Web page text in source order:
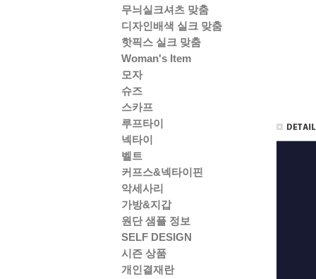
무늬실크셔츠 맞춤
디자인배색 실크 맞춤
핫픽스 실크 맞춤
Woman's Item
모자
슈즈
스카프
루프타이
넥타이
벨트
커프스&넥타이핀
악세사리
가방&지갑
원단 샘플 정보
SELF DESIGN
시즌 상품
개인결재란